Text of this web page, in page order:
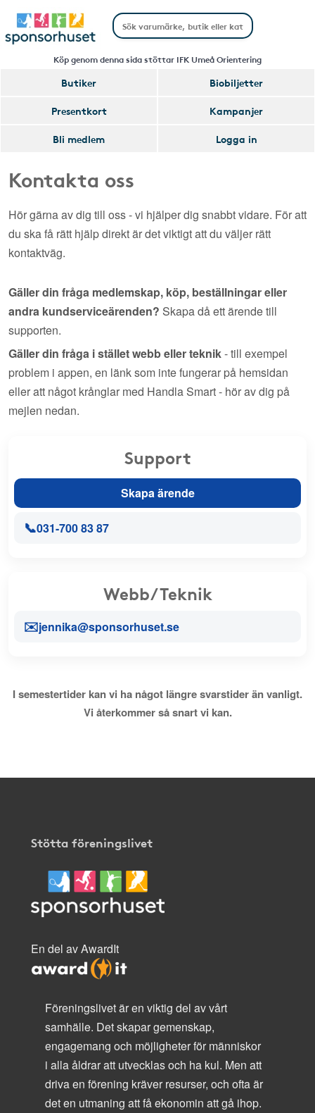
Köp genom denna sida stöttar IFK Umeå Orientering
Butiker
Biobiljetter
Presentkort
Kampanjer
Bli medlem
Logga in
Kontakta oss
Hör gärna av dig till oss - vi hjälper dig snabbt vidare. För att
du ska få rätt hjälp direkt är det viktigt att du väljer rätt
kontaktväg.
Gäller din fråga medlemskap, köp, beställningar eller
andra kundserviceärenden? Skapa då ett ärende till
supporten.
Gäller din fråga i stället webb eller teknik- till exempel
problem i appen, en länk som inte fungerar på hemsidan
eller att något krånglar med Handla Smart - hör av dig på
mejlen nedan.
Support
Skapa ärende
📞031-700 83 87
Webb/Teknik
✉️jennika@sponsorhuset.se
I semestertider kan vi ha något längre svarstider än vanligt.
Vi återkommer så snart vi kan.
Stötta föreningslivet
En del av AwardIt
Föreningslivet är en viktig del av vårt
samhälle. Det skapar gemenskap,
engagemang och möjligheter för människor
i alla åldrar att utvecklas och ha kul. Men att
driva en förening kräver resurser, och ofta är
det en utmaning att få ekonomin att gå ihop.